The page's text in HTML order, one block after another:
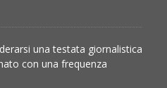
una testata giornalistica
con una frequenza